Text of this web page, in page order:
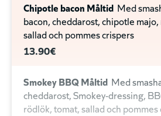
Chipotle bacon Måltid Med
bacon, cheddarost, chipotle
sallad och pommes crispers
13.90€
Smokey BBQ Måltid Med
cheddarost, Smokey-dressing,
rödlök, tomat, sallad och